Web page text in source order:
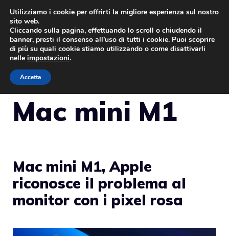
Vai
contenuto
Mac mini M1
Mac mini M1, Apple
riconosce il problema al
monitor con i pixel rosa
Utilizziamo i cookie per offrirti la migliore esperienza sul nostro
sito web.
Cliccando sulla pagina, effettuando lo scroll o chiudendo il
banner, presti il consenso all’uso di tutti i cookie. Puoi scoprire
di più su quali cookie stiamo utilizzando o come disattivarli
nelle impostazioni.
Accetta